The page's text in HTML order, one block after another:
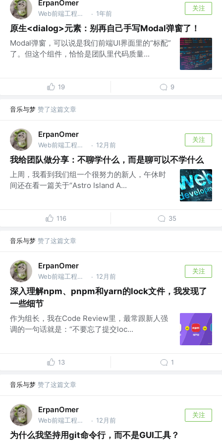
ErpanOmer
Web前端工程师 @跨境 · 1年前
关注
原生<dialog>元素：别再自己手写Modal弹窗了！
Modal弹窗，可以说是我们前端UI界面里的“标配”
了。但这个组件，恰恰是团队里代码质量...
19 9
音乐与梦 赞了这篇文章
ErpanOmer
Web前端工程师 @跨境 · 12月前
关注
我给团队做分享：不聊学什么，而是聊可以不学什么
上周，我看到我们组一个很努力的新人，午休时
间还在看一篇关于“Astro Island A...
116 35
音乐与梦 赞了这篇文章
ErpanOmer
Web前端工程师 @跨境 · 12月前
关注
深入理解npm、pnpm和yarn的lock文件，我发现了
一些细节
作为组长，我在Code Review里，最常跟新人强
调的一句话就是：“不要忘了提交loc...
13 1
音乐与梦 赞了这篇文章
ErpanOmer
Web前端工程师 @跨境 · 12月前
关注
为什么我坚持用git命令行，而不是GUI工具？